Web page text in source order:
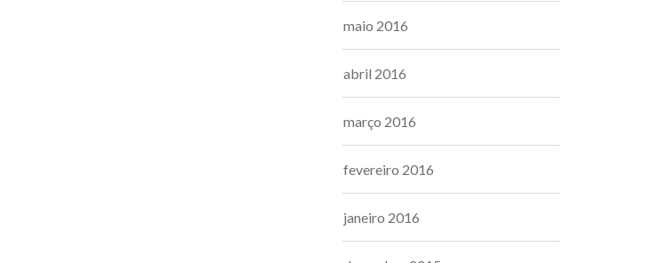
maio 2016
abril 2016
março 2016
fevereiro 2016
janeiro 2016